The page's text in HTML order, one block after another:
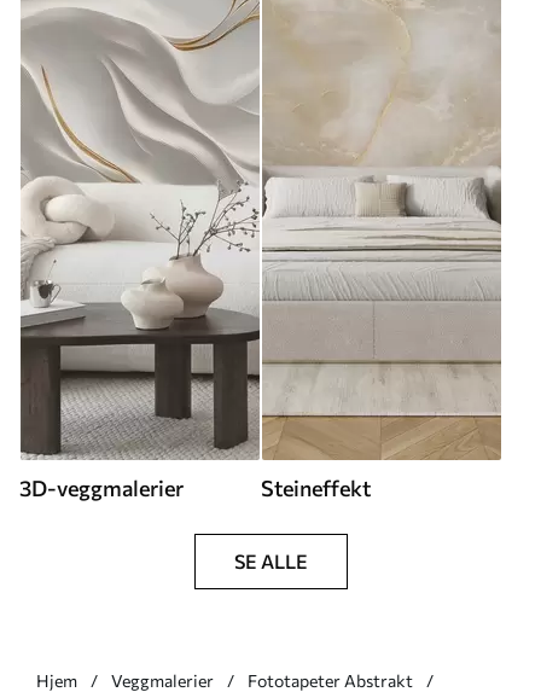
3D-veggmalerier Steineffekt
SE ALLE
Hjem Veggmalerier
Fototapeter Abstrakt